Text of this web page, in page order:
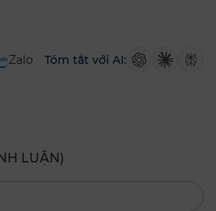
Zalo Tóm tắt với AI:
LUẬN)